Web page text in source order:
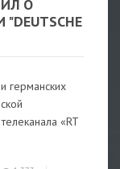
О
германских
«RT